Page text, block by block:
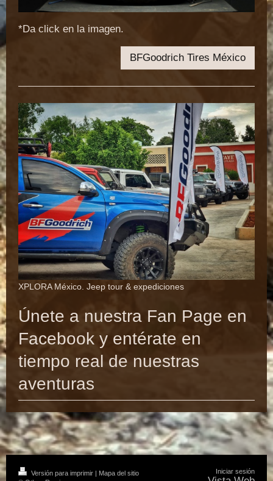
*Da click en la imagen.
BFGoodrich Tires México
XPLORA México. Jeep tour & expediciones
Únete a nuestra Fan Page en
Facebook y entérate en
tiempo real de nuestras
aventuras
Versión para imprimir | Mapa del sitio
Iniciar sesión